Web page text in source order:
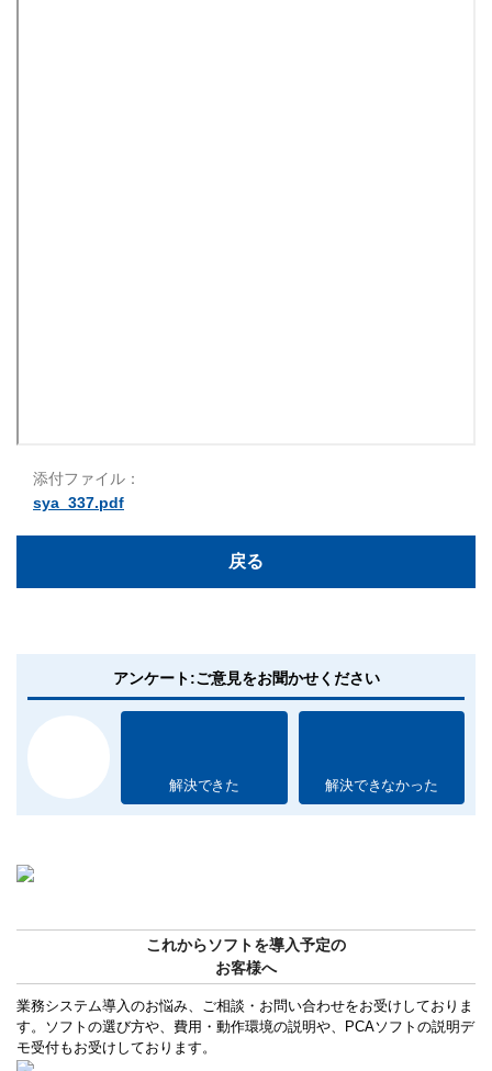
添付ファイル：
sya_337.pdf
戻る
アンケート:ご意見をお聞かせください
解決できた 解決できなかった
これからソフトを導入予定の
お客様へ
業務システム導入のお悩み、ご相談・お問い合わせをお受けしておりま
す。ソフトの選び方や、費用・動作環境の説明や、PCAソフトの説明デ
モ受付もお受けしております。